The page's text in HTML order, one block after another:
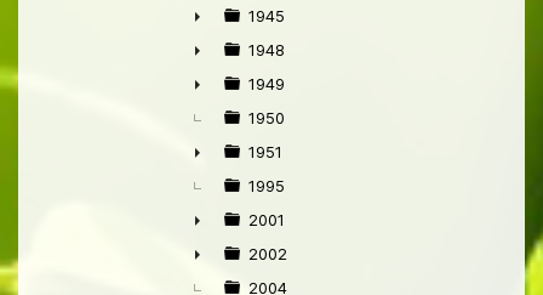
►
►
1945
►
1948
►
1949
1950
►
1951
1995
►
2001
►
2002
2004